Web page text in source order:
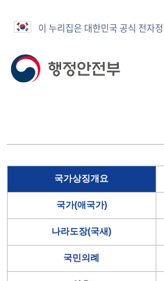
이 누리집은 대한민국 공식 전자
국가상징개요
국가(애국가)
나라도장(국새)
국민의례